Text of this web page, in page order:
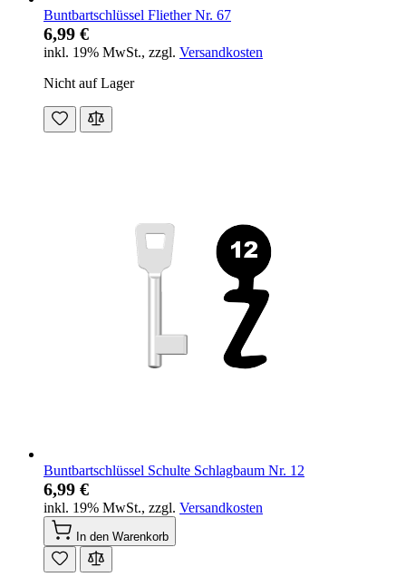
Buntbartschlüssel Fliether Nr. 67
6,99 €
inkl. 19% MwSt., zzgl. Versandkosten
Nicht auf Lager
Buntbartschlüssel Schulte Schlagbaum Nr. 12
6,99 €
inkl. 19% MwSt., zzgl. Versandkosten
In den Warenkorb